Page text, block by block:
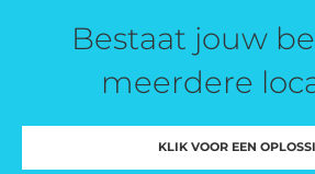
Bestaat jouw
meerdere
KLIK VOOR EEN